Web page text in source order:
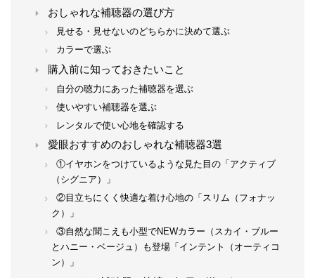
おしゃれな補聴器の選び方
見せる・見せないのどちらかに決めて選ぶ
カラーで選ぶ
購入前に知っておきたいこと
自分の聴力にあった補聴器を選ぶ
使いやすい補聴器を選ぶ
レンタルで使い心地を確認する
愛眼おすすめのおしゃれな補聴器3選
①イヤホンをつけているような見た目の「アクティブ
（シグニア）」
②目立ちにくく快適な着け心地の「スリム（フォナッ
ク）」
③自然な聞こえも小型でNEWカラー（スカイ・ブルー
とハニー・ベージュ）も登場「インテント（オーティコ
ン）」